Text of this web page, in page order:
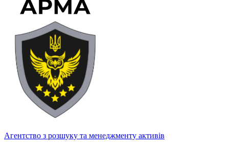
Агентство з розшуку та менеджменту активів